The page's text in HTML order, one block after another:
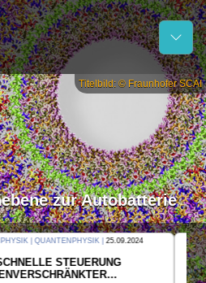
Titelbild: © Fraunhofer SCAI
zur Autobatterie
| WELLENLEHRE |23.09.2024
ERZEUGEN
GAS AUS LICHT